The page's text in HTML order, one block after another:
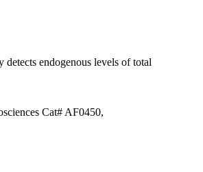
endogenous levels of total
Cat# AF0450,